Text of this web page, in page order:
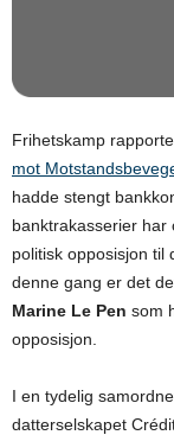
Frihetskamp
mot
hadde stengt
banktrakasserier
politisk opposisjon til
denne gang er det
Marine Le Pen som
opposisjon.
I en tydelig
datterselskapet